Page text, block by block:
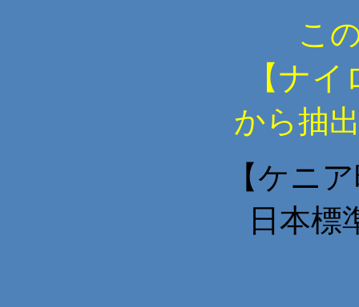
こ
【ナイ
から抽
【ケニ
日本標